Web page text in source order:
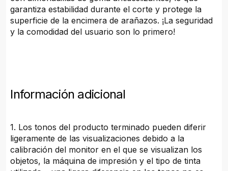
garantiza estabilidad durante el corte y protege la
superficie de la encimera de arañazos. ¡La seguridad
y la comodidad del usuario son lo primero!
Información adicional
1. Los tonos del producto terminado pueden diferir
ligeramente de las visualizaciones debido a la
calibración del monitor en el que se visualizan los
objetos, la máquina de impresión y el tipo de tinta